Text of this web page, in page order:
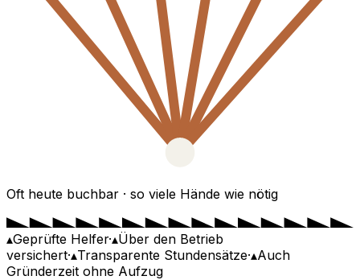
Oft heute buchbar · so viele Hände wie nötig
▴Geprüfte Helfer·▴Über den Betrieb
versichert·▴Transparente Stundensätze·▴Auch
Gründerzeit ohne Aufzug